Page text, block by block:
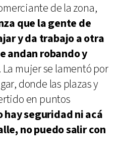
de la zona,
que la gente de
y da trabajo a otra
andan robando y
. La mujer se lamentó por
donde las plazas y
en puntos
hay seguridad ni acá
no puedo salir con